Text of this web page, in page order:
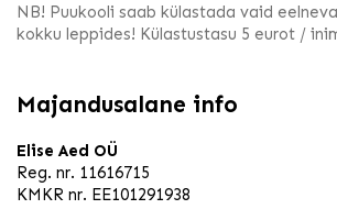
NB! Puukooli saab külastada vaid
kokku leppides! Külastustasu 5 eurot /
Majandusalane info
Elise Aed OÜ
Reg. nr. 11616715
KMKR nr. EE101291938